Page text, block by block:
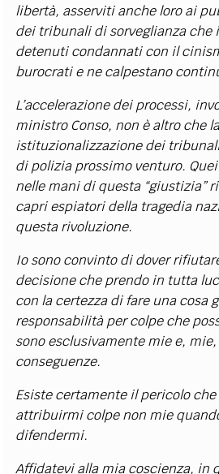
libertà, asserviti anche loro ai
dei tribunali di sorveglianza che
detenuti condannati con il
burocrati e ne calpestano
L’accelerazione dei processi,
ministro Conso, non è altro che
istituzionalizzazione dei
di polizia prossimo venturo.
nelle mani di questa “giustizia”
capri espiatori della tragedia
questa rivoluzione.
Io sono convinto di dover
decisione che prendo in tutta
con la certezza di fare una cosa
responsabilità per colpe che
sono esclusivamente mie e, mie,
conseguenze.
Esiste certamente il pericolo
attribuirmi colpe non mie
difendermi.
Affidatevi alla mia coscienza, in